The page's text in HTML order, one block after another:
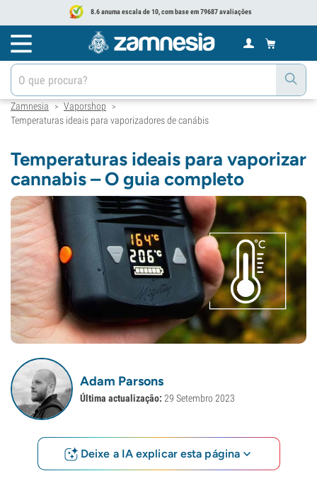
8.6 anuma escala de 10, com base em 79687 avaliações
Zamnesia > Vaporshop >
Temperaturas ideais para vaporizadores de canábis
Temperaturas ideais para vaporizar
cannabis – O guia completo
Adam Parsons
Última actualização: 29 Setembro 2023
Deixe a IA explicar esta página